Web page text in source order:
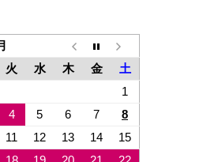
火 水 木 金
土
1
4 5 6 7
8
11 12 13 14
15